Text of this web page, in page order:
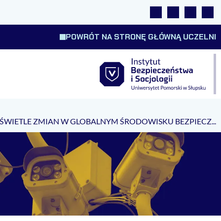
Linki Wyszukiwarka
Tłumacz
POWRÓT NA STRONĘ GŁÓWNĄ UCZELNI
ZMIAN W GLOBALNYM ŚRODOWISKU BEZPIECZ...